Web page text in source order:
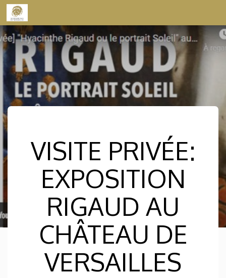
Skip to content
VISITE PRIVÉE:
EXPOSITION
RIGAUD AU
CHÂTEAU DE
VERSAILLES